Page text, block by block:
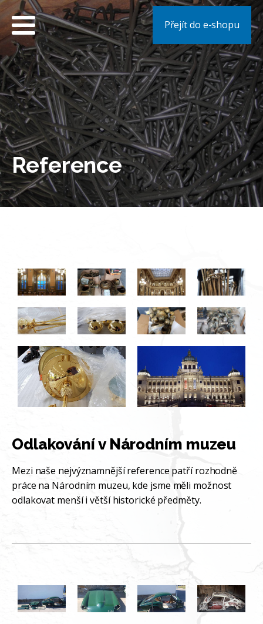
Přejít do e-shopu
Reference
Odlakování v Národním muzeu
Mezi naše nejvýznamnější reference patří rozhodně
práce na Národním muzeu, kde jsme měli možnost
odlakovat menší i větší historické předměty.